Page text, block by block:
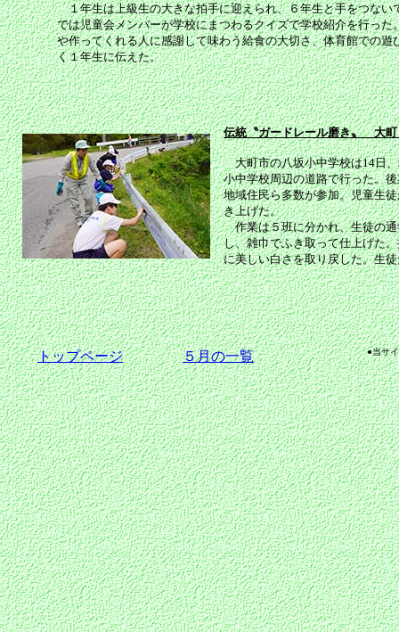
１年生は上級生の大きな拍手に迎えられ、６年生と手をつな
では児童会メンバーが学校にまつわるクイズで学校紹介を行っ
や作ってくれる人に感謝して味わう給食の大切さ、体育館での
く１年生に伝えた。
伝統〝ガードレール磨き〟 大町
大町市の八坂小中学校は14日、
小中学校周辺の道路で行った。
地域住民ら多数が参加。児童生
き上げた。
作業は５班に分かれ、生徒の通
し、雑巾でふき取って仕上げた
に美しい白さを取り戻した。生
トップページ ５月の一覧 ●当サ